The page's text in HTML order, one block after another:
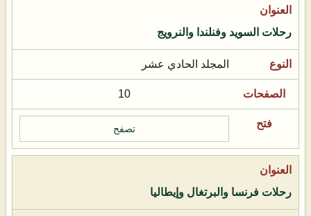
رحلات السويد وفنلندا والنرويج
المجلد الحادي عشر
10
تصفح
رحلات فرنسا والبرتغال وإيطاليا